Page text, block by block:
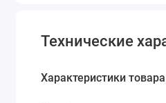
Технические
Характеристики товара